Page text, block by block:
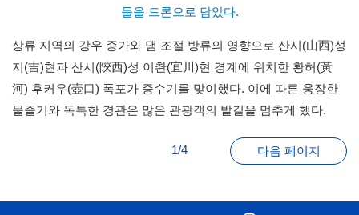
들을 드론으로 담았다.
상류 지역의 강우 증가와 댐 조절 방류의 영향으로 산시(山西)성
지(吉)현과 산시(陝西)성 이촨(宜川)현 경계에 위치한 황허(黃
河) 후커우(壺口) 폭포가 증수기를 맞이했다. 이에 따른 웅장한
물줄기와 독특한 경관은 많은 관광객의 발길을 멈추게 했다.
1/4 다음 페이지